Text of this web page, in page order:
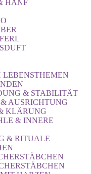
HANF
& STABILITÄT
AUSRICHTUNG
KLÄRUNG
& INNERE
& RITUALE